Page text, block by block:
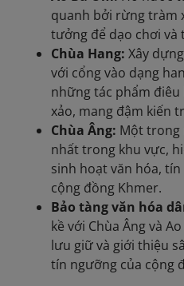
quanh bởi rừng tràm
tưởng để dạo chơi và
Chùa Hang: Xây
với cổng vào dạng
những tác phẩm điêu
xảo, mang đậm kiến
Chùa Âng: Một trong
nhất trong khu vực,
sinh hoạt văn hóa,
cộng đồng Khmer.
Bảo tàng văn hóa
kề với Chùa Âng và
lưu giữ và giới thiệu
tín ngưỡng của cộng